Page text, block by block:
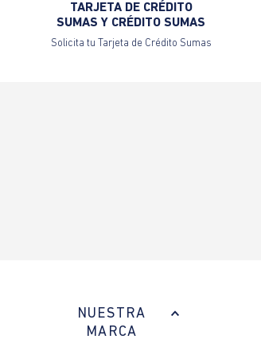
TARJETA DE CRÉDITO
SUMAS Y CRÉDITO SUMAS
Solicita tu Tarjeta de Crédito Sumas
NUESTRA
MARCA